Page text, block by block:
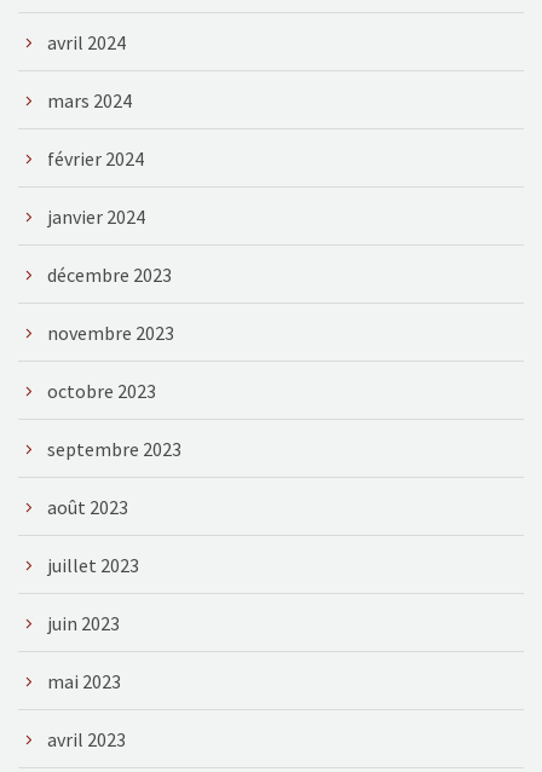
avril 2024
mars 2024
février 2024
janvier 2024
décembre 2023
novembre 2023
octobre 2023
septembre 2023
août 2023
juillet 2023
juin 2023
mai 2023
avril 2023